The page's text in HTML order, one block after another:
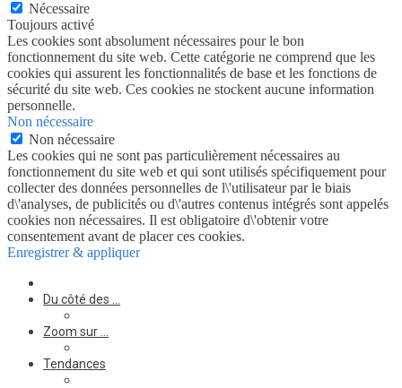
Nécessaire
Toujours activé
Les cookies sont absolument nécessaires pour le bon
fonctionnement du site web. Cette catégorie ne comprend que les
cookies qui assurent les fonctionnalités de base et les fonctions de
sécurité du site web. Ces cookies ne stockent aucune information
personnelle.
Non nécessaire
Non nécessaire
Les cookies qui ne sont pas particulièrement nécessaires au
fonctionnement du site web et qui sont utilisés spécifiquement pour
collecter des données personnelles de l\'utilisateur par le biais
d\'analyses, de publicités ou d\'autres contenus intégrés sont appelés
cookies non nécessaires. Il est obligatoire d\'obtenir votre
consentement avant de placer ces cookies.
Enregistrer & appliquer
Du côté des …
Zoom sur …
Tendances